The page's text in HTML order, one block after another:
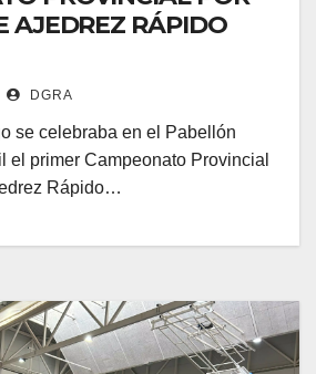
AJEDREZ RÁPIDO
DGRA
se celebraba en el Pabellón
el primer Campeonato Provincial
Rápido…